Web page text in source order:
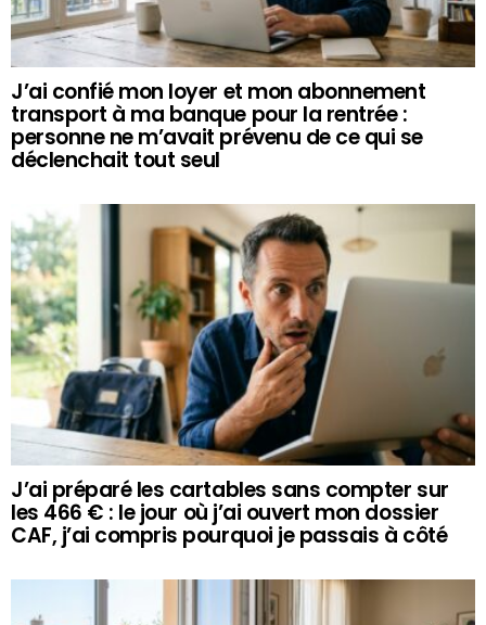
J’ai confié mon loyer et mon abonnement
transport à ma banque pour la rentrée :
personne ne m’avait prévenu de ce qui se
déclenchait tout seul
J’ai préparé les cartables sans compter sur
les 466 € : le jour où j’ai ouvert mon dossier
CAF, j’ai compris pourquoi je passais à côté